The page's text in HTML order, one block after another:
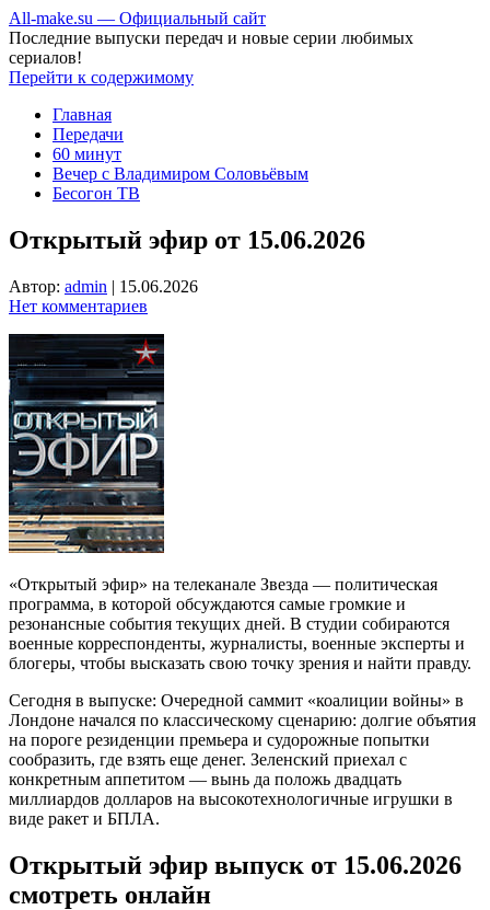
All-make.su — Официальный сайт
Последние выпуски передач и новые серии любимых
сериалов!
Перейти к содержимому
Главная
Передачи
60 минут
Вечер с Владимиром Соловьёвым
Бесогон ТВ
Открытый эфир от 15.06.2026
Автор: admin | 15.06.2026
Нет комментариев
«Открытый эфир» на телеканале Звезда — политическая
программа, в которой обсуждаются самые громкие и
резонансные события текущих дней. В студии собираются
военные корреспонденты, журналисты, военные эксперты и
блогеры, чтобы высказать свою точку зрения и найти правду.
Сегодня в выпуске: Очередной саммит «коалиции войны» в
Лондоне начался по классическому сценарию: долгие объятия
на пороге резиденции премьера и судорожные попытки
сообразить, где взять еще денег. Зеленский приехал с
конкретным аппетитом — вынь да положь двадцать
миллиардов долларов на высокотехнологичные игрушки в
виде ракет и БПЛА.
Открытый эфир выпуск от 15.06.2026
смотреть онлайн